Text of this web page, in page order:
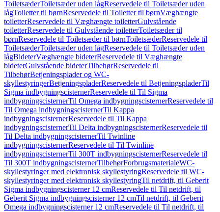
ToiletsæderToiletsæder uden lågReservedele til Toiletsæder uden
lågToiletter til børnReservedele til Toiletter til børnVæghængte
toiletterReservedele til Væghængte toiletterGulvstående
toiletterReservedele til Gulvstående toiletterToiletsæder til
børnReservedele til Toiletsæder til børnToiletsæderReservedele til
ToiletsæderToiletsæder uden lågReservedele til Toiletsæder uden
lågBideterVæghængte bideterReservedele til Væghængte
bideterGulvstående bideterTilbehørReservedele til
TilbehørBetjeningsplader og WC-
skyllestyringerBetjeningspladerReservedele til BetjeningspladerTil
Sigma indbygningscisternerReservedele til Til Sigma
indbygningscisternerTil Omega indbygningscisternerReservedele til
Til Omega indbygningscisternerTil Kappa
indbygningscisternerReservedele til Til Kappa
indbygningscisternerTil Delta indbygningscisternerReservedele til
Til Delta indbygningscisternerTil Twinline
indbygningscisternerReservedele til Til Twinline
indbygningscisternerTil 300T indbygningscisternerReservedele til
Til 300T indbygningscisternerTilbehørForbrugsmaterialeWC-
skyllestyringer med elektronisk skyllestyringReservedele til WC-
skyllestyringer med elektronisk skyllestyringTil netdrift, til Geberit
Sigma indbygningscisterner 12 cmReservedele til Til netdrift, til
Geberit Sigma indbygningscisterner 12 cmTil netdrift, til Geberit
Omega indbygningscisterner 12 cmReservedele til Til netdrift, til